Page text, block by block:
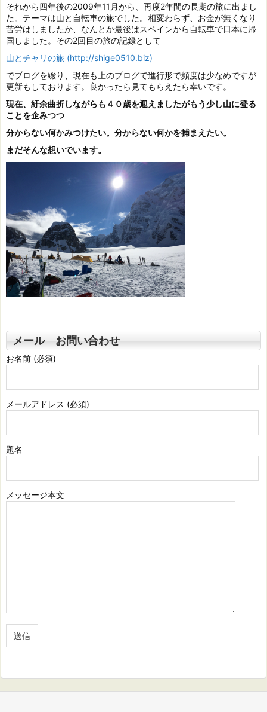
それから四年後の2009年11月から、再度2年間の長期の旅に出まし
た。テーマは山と自転車の旅でした。相変わらず、お金が無くなり
苦労はしましたか、なんとか最後はスペインから自転車で日本に帰
国しました。その2回目の旅の記録として
山とチャリの旅 (http://shige0510.biz)
でブログを綴り、現在も上のブログで進行形で頻度は少なめですが
更新もしております。良かったら見てもらえたら幸いです。
現在、紆余曲折しながらも４０歳を迎えましたがもう少し山に登る
ことを企みつつ
分からない何かみつけたい。 分からない何かを捕まえたい。
まだそんな想いでいます。
メール お問い合わせ
お名前 (必須)
メールアドレス (必須)
題名
メッセージ本文